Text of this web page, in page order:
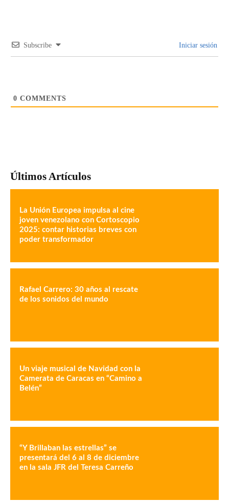
Subscribe Iniciar sesión
0 COMMENTS
Últimos Artículos
La Unión Europea impulsa al cine
joven venezolano con Cortoscopio
2025: contar historias breves con
poder transformador
Rafael Carrero: 30 años al rescate
de los sonidos del mundo
Un viaje musical de Navidad con la
Camerata de Caracas en “Camino a
Belén”
“Y Brillaban las estrellas” se
presentará del 6 al 8 de diciembre
en la sala JFR del Teresa Carreño